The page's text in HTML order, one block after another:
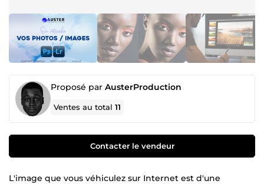
Proposé par AusterProduction
Ventes au total11
Contacter le vendeur
L'image que vous véhiculez sur Internet est d'une